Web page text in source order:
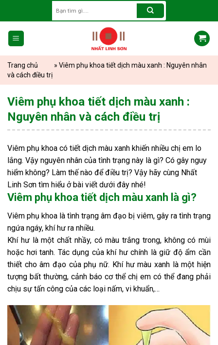
content
for:
Trang chủ » Viêm phụ khoa tiết dịch màu xanh : Nguyên nhân
và cách điều trị
Viêm phụ khoa tiết dịch màu xanh :
Nguyên nhân và cách điều trị
Viêm phụ khoa có tiết dịch màu xanh khiến nhiều chị em lo
lắng. Vậy nguyên nhân của tình trạng này là gì? Có gây nguy
hiểm không? Làm thế nào để điều trị? Vậy hãy cùng Nhất
Linh Sơn tìm hiểu ở bài viết dưới đây nhé!
Viêm phụ khoa tiết dịch màu xanh là gì?
Viêm phụ khoa là tình trạng âm đạo bị viêm, gây ra tình trạng
ngứa ngáy, khí hư ra nhiều.
Khí hư là một chất nhầy, có màu trắng trong, không có mùi
hoặc hơi tanh. Tác dụng của khí hư chính là giữ độ ẩm cần
thiết cho âm đạo của phụ nữ. Khí hư màu xanh là một hiện
tượng bất thường, cảnh báo cơ thể chị em có thể đang phải
chịu sự tấn công của các loại nấm, vi khuẩn,…